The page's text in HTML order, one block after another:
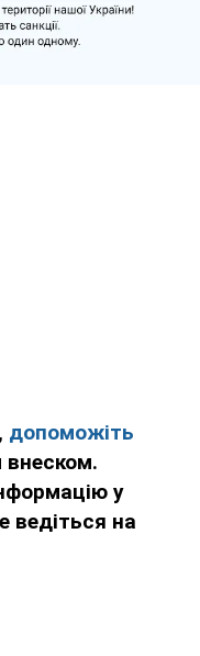
допоможіть
внеском.
у
ведіться на